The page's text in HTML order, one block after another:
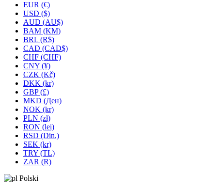
EUR (€)
USD ($)
AUD (AU$)
BAM (KM)
BRL (R$)
CAD (CAD$)
CHF (CHF)
CNY (¥)
CZK (Kč)
DKK (kr)
GBP (£)
MKD (Ден)
NOK (kr)
PLN (zł)
RON (lei)
RSD (Din.)
SEK (kr)
TRY (TL)
ZAR (R)
Polski